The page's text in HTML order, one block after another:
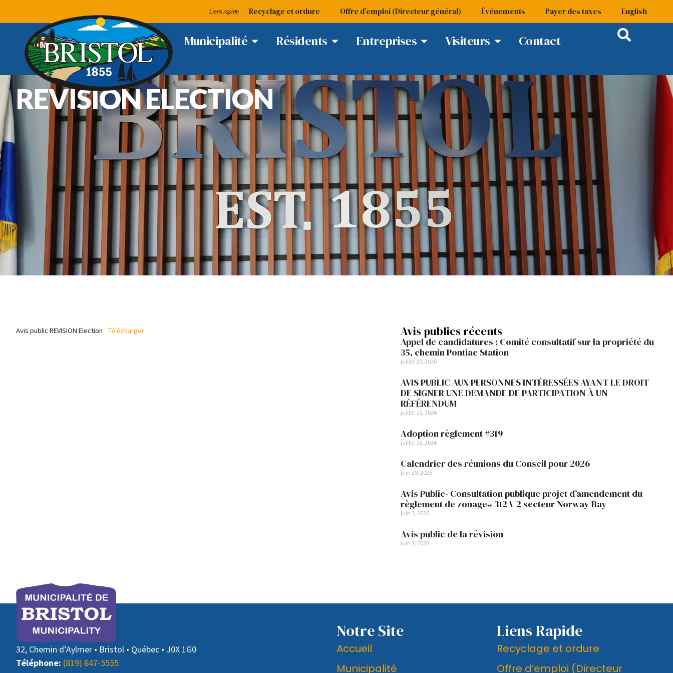
Liens rapide Recyclage et ordure Offre d’emploi (Directeur général) Événements Payer des taxes English
Municipalité Résidents Entreprises Visiteurs Contact
REVISION ELECTION
Avis public REVISION Election Télécharger Avis publics récents
Appel de candidatures : Comité consultatif sur la propriété du
35, chemin Pontiac Station
juillet 20, 2026
AVIS PUBLIC AUX PERSONNES INTÉRESSÉES AYANT LE DROIT
DE SIGNER UNE DEMANDE DE PARTICIPATION À UN
RÉFÉRENDUM
juillet 16, 2026
Adoption règlement #319
juillet 16, 2026
Calendrier des réunions du Conseil pour 2026
juin 29, 2026
Avis Public- Consultation publique projet d’amendement du
règlement de zonage# 312A-2 secteur Norway Bay
juin 3, 2026
Avis public de la révision
juin 2, 2026
32, Chemin d’Aylmer • Bristol • Québec • J0X 1G0
Téléphone: (819) 647-5555
Notre Site
Accueil
Municipalité
Liens Rapide
Recyclage et ordure
Offre d’emploi (Directeur